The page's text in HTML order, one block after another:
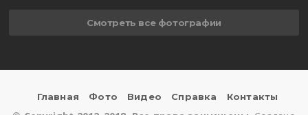
Смотреть все фотографии
Главная Фото Видео Справка Контакты